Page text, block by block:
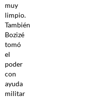
muy
limpio.
También
Bozizé
tomó
el
poder
con
ayuda
militar